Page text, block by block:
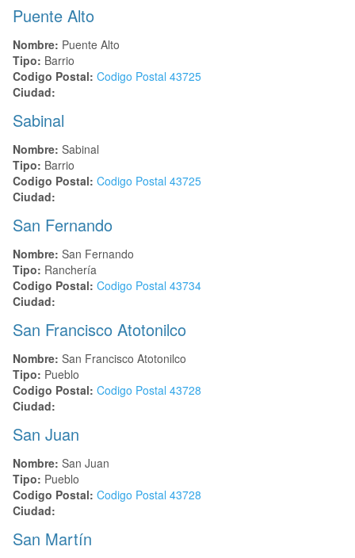
Puente Alto
Nombre: Puente Alto
Tipo: Barrio
Codigo Postal: Codigo Postal 43725
Ciudad:
Sabinal
Nombre: Sabinal
Tipo: Barrio
Codigo Postal: Codigo Postal 43725
Ciudad:
San Fernando
Nombre: San Fernando
Tipo: Ranchería
Codigo Postal: Codigo Postal 43734
Ciudad:
San Francisco Atotonilco
Nombre: San Francisco Atotonilco
Tipo: Pueblo
Codigo Postal: Codigo Postal 43728
Ciudad:
San Juan
Nombre: San Juan
Tipo: Pueblo
Codigo Postal: Codigo Postal 43728
Ciudad:
San Martín